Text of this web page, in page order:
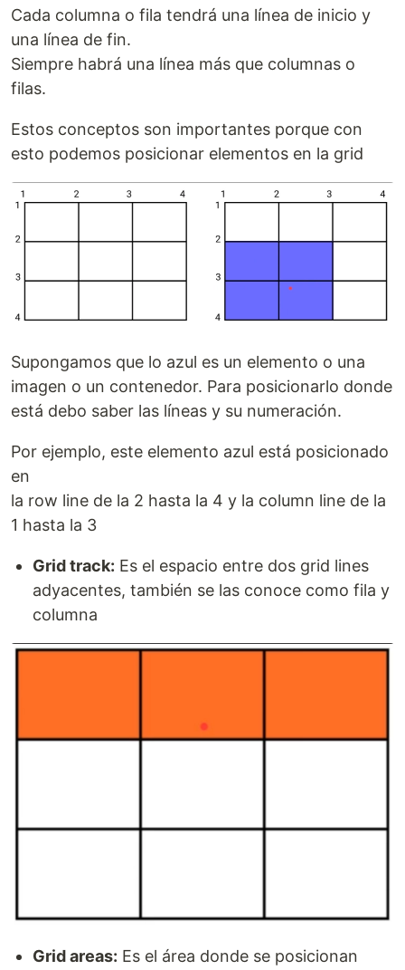
Cada columna o fila tendrá una línea de inicio y
una línea de fin.
Siempre habrá una línea más que columnas o
filas.
Estos conceptos son importantes porque con
esto podemos posicionar elementos en la grid
Supongamos que lo azul es un elemento o una
imagen o un contenedor. Para posicionarlo donde
está debo saber las líneas y su numeración.
Por ejemplo, este elemento azul está posicionado
en
la row line de la 2 hasta la 4 y la column line de la
1 hasta la 3
Grid track: Es el espacio entre dos grid lines
adyacentes, también se las conoce como fila y
columna
Grid areas: Es el área donde se posicionan